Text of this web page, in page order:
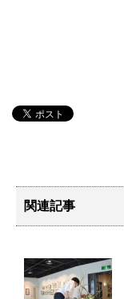
関連記事